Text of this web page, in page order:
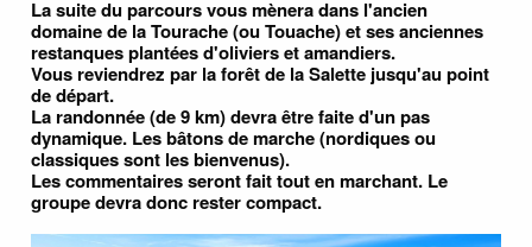
La suite du parcours vous mènera dans l'ancien
domaine de la Tourache (ou Touache) et ses anciennes
restanques plantées d'oliviers et amandiers.
Vous reviendrez par la forêt de la Salette jusqu'au point
de départ.
La randonnée (de 9 km) devra être faite d'un pas
dynamique. Les bâtons de marche (nordiques ou
classiques sont les bienvenus).
Les commentaires seront fait tout en marchant. Le
groupe devra donc rester compact.